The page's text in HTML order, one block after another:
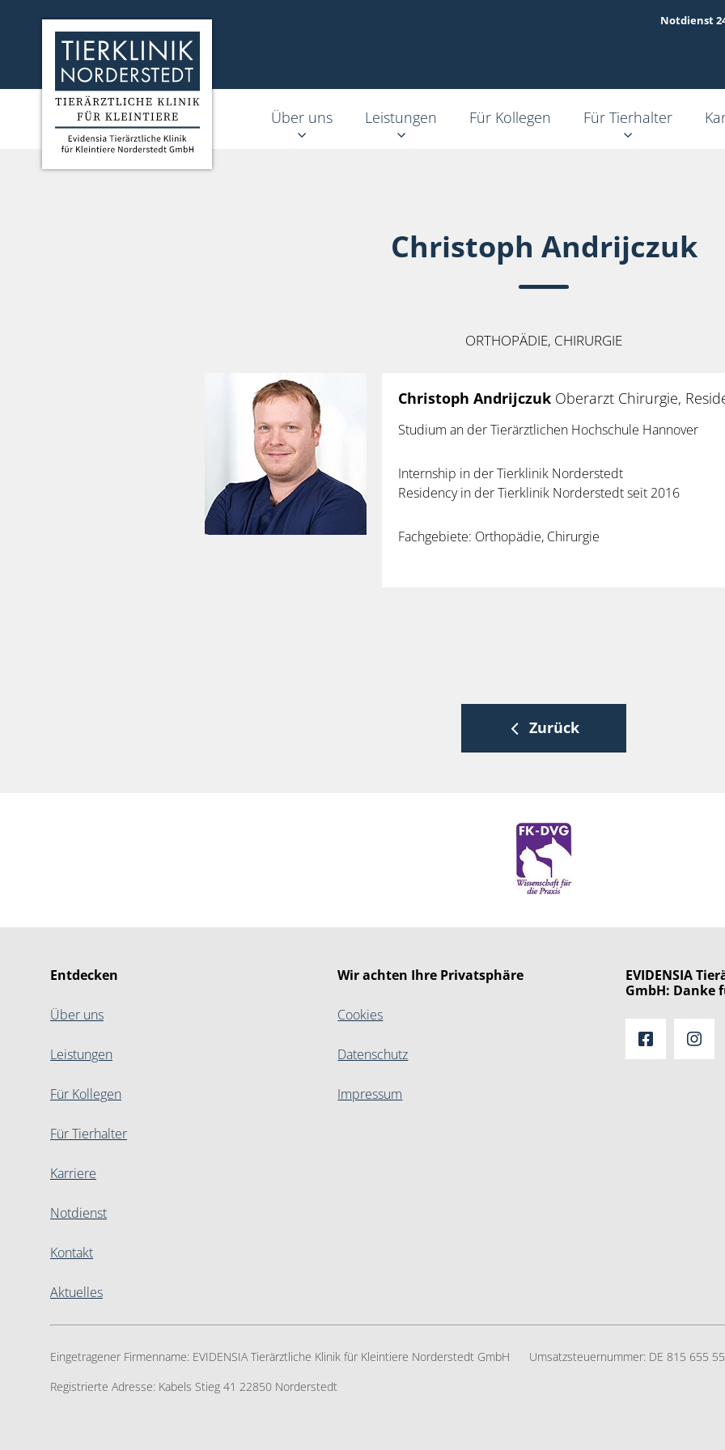
Notdienst
Homepage Tierklinik Norderstedt
Über uns Leistungen Für Kollegen Für Tierhalter
Christoph Andrijczuk
ORTHOPÄDIE, CHIRURGIE
Christoph AndrijczukOberarzt Chirurgie,
Studium an der Tierärztlichen Hochschule Hannover
Internship in der Tierklinik Norderstedt
Residency in der Tierklinik Norderstedt seit 2016
Fachgebiete: Orthopädie, Chirurgie
Zurück
Entdecken
Über uns
Leistungen
Für Kollegen
Für Tierhalter
Karriere
Notdienst
Kontakt
Aktuelles
Wir achten Ihre Privatsphäre
Cookies
Datenschutz
Impressum
EVIDENSIA
GmbH: Danke
Eingetragener Firmenname: EVIDENSIA Tierärztliche Klinik für Kleintiere Norderstedt GmbH Umsatzsteuernummer: DE 815 655
Registrierte Adresse: Kabels Stieg 41 22850 Norderstedt